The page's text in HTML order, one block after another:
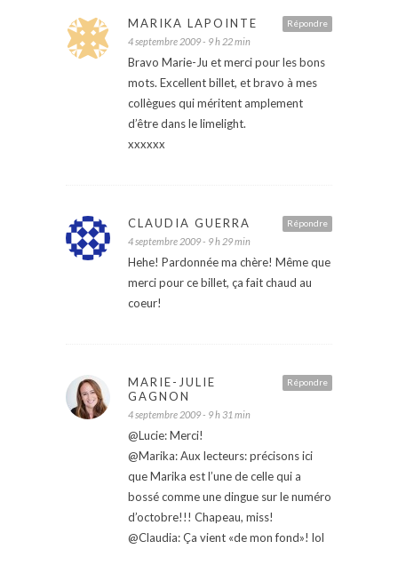
Répondre
MARIKA LAPOINTE
4 septembre 2009 - 9 h 22 min
Bravo Marie-Ju et merci pour les bons
mots. Excellent billet, et bravo à mes
collègues qui méritent amplement
d’être dans le limelight.
xxxxxx
Répondre
CLAUDIA GUERRA
4 septembre 2009 - 9 h 29 min
Hehe! Pardonnée ma chère! Même que
merci pour ce billet, ça fait chaud au
coeur!
Répondre
MARIE-JULIE
GAGNON
4 septembre 2009 - 9 h 31 min
@Lucie: Merci!
@Marika: Aux lecteurs: précisons ici
que Marika est l’une de celle qui a
bossé comme une dingue sur le numéro
d’octobre!!! Chapeau, miss!
@Claudia: Ça vient «de mon fond»! lol